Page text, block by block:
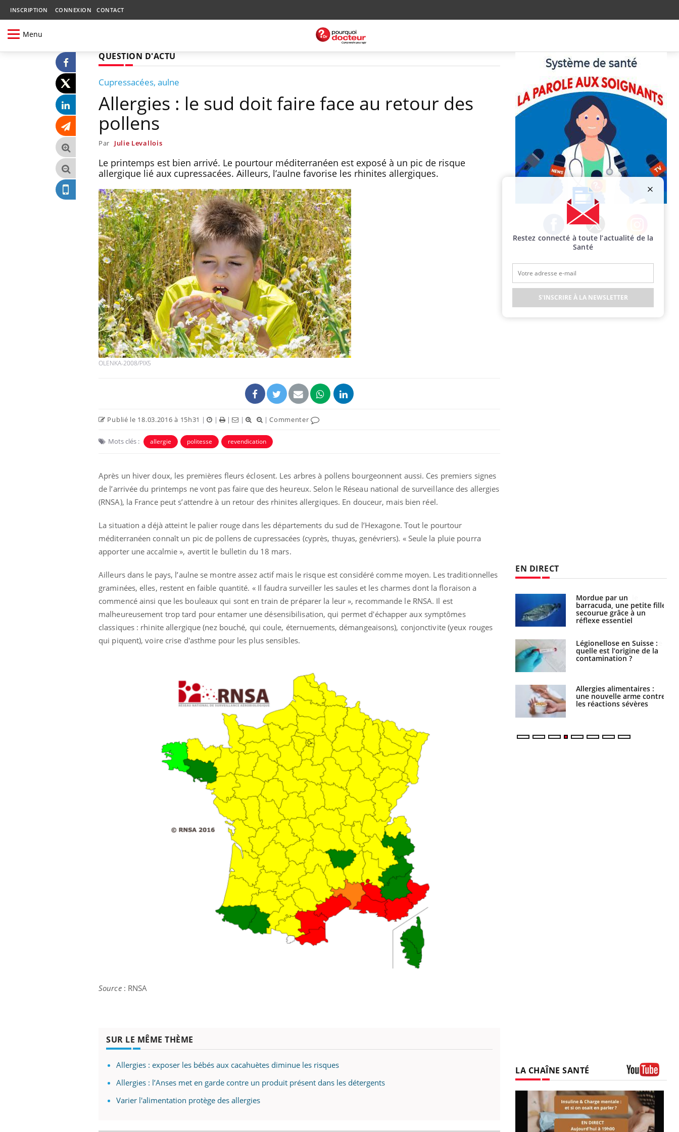
INSCRIPTION CONNEXION CONTACT
Menu
QUESTION D'ACTU
Cupressacées, aulne
Allergies : le sud doit faire face au retour des
pollens
Par Julie Levallois
Le printemps est bien arrivé. Le pourtour méditerranéen est exposé à un pic de risque
allergique lié aux cupressacées. Ailleurs, l’aulne favorise les rhinites allergiques.
OLENKA-2008/PIX5
Publié le 18.03.2016 à 15h31 | | | | |Commenter
Mots clés : allergie politesse revendication
Après un hiver doux, les premières fleurs éclosent. Les arbres à pollens bourgeonnent aussi. Ces premiers signes
de l’arrivée du printemps ne vont pas faire que des heureux. Selon le Réseau national de surveillance des allergies
(RNSA), la France peut s’attendre à un retour des rhinites allergiques. En douceur, mais bien réel.
La situation a déjà atteint le palier rouge dans les départements du sud de l’Hexagone. Tout le pourtour
méditerranéen connaît un pic de pollens de cupressacées (cyprès, thuyas, genévriers). « Seule la pluie pourra
apporter une accalmie », avertit le bulletin du 18 mars.
Ailleurs dans le pays, l’aulne se montre assez actif mais le risque est considéré comme moyen. Les traditionnelles
graminées, elles, restent en faible quantité. « Il faudra surveiller les saules et les charmes dont la floraison a
commencé ainsi que les bouleaux qui sont en train de préparer la leur », recommande le RNSA. Il est
malheureusement trop tard pour entamer une désensibilisation, qui permet d'échapper aux symptômes
classiques : rhinite allergique (nez bouché, qui coule, éternuements, démangeaisons), conjonctivite (yeux rouges
qui piquent), voire crise d'asthme pour les plus sensibles.
Source : RNSA
SUR LE MÊME THÈME
Allergies : exposer les bébés aux cacahuètes diminue les risques
Allergies : l’Anses met en garde contre un produit présent dans les détergents
Varier l'alimentation protège des allergies
Facebook Twitter Instagram
EN DIRECT
Fortes chaleurs :
pourquoi le risque de
noyade grimpe-t-il ?
Le Viagra pourrait-il
Pourquoi manger moins
de protéines pourrait
finalement être bénéfique
Grossesse et chaleur : ce
que dit la science
Le smartphone nuit-il à
Mordue par une tique en
vacances, elle reste dans
le coma pendant 42 jours
Mordue par un
barracuda, une petite fille
secourue grâce à un
réflexe essentiel
Comment gérer le
sommeil des enfants en
vacances ?
Bilan prévention : ce que
les kinés pourront
bientôt faire
TDAH : quel est ce
traitement autorisé aux
États-Unis ?
LA CHAÎNE SANTÉ
Restez connecté à toute l’actualité de la
Santé
S'INSCRIRE À LA NEWSLETTER